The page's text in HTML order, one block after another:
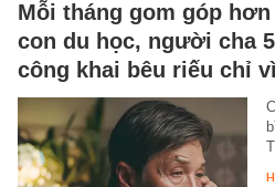
Mỗi tháng gom góp
con du học, người cha
công khai bêu riếu chỉ